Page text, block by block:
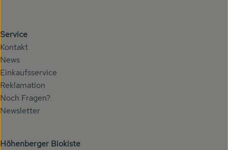
Service
Kontakt
News
Einkaufsservice
Reklamation
Noch Fragen?
Newsletter
Höhenberger Biokiste